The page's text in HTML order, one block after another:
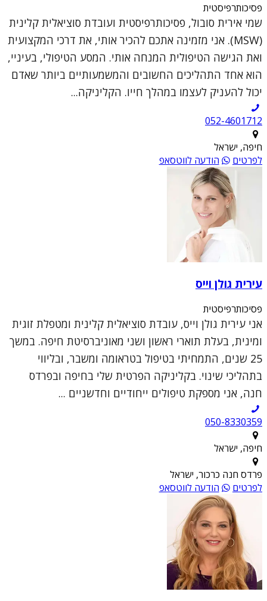
פסיכותרפיסטית
שמי אירית סובול, פסיכותרפיסטית ועובדת סוציאלית קלינית
(MSW). אני מזמינה אתכם להכיר אותי, את דרכי המקצועית
ואת הגישה הטיפולית המנחה אותי. המסע הטיפולי, בעיניי,
הוא אחד התהליכים החשובים והמשמעותיים ביותר שאדם
יכול להעניק לעצמו במהלך חייו. הקליניקה...
052-4601712
חיפה, ישראל
לפרטים
הודעה לווטסאפ
עירית גולן וייס
פסיכותרפיסטית
אני עירית גולן וייס, עובדת סוציאלית קלינית ומטפלת זוגית
ומינית, בעלת תוארי ראשון ושני מאוניברסיטת חיפה. במשך
25 שנים, התמחיתי בטיפול בטראומה ומשבר, ובליווי
בתהליכי שינוי. בקליניקה הפרטית שלי בחיפה ובפרדס
חנה, אני מספקת טיפולים ייחודיים וחדשניים ...
050-8330359
חיפה, ישראל
פרדס חנה כרכור, ישראל
לפרטים
הודעה לווטסאפ